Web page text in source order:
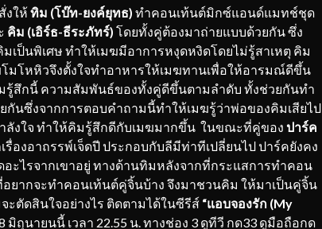
งให้ทิม (โบ๊ท-ยงค์ยุทธ) ทำคอนเท้นต์มิกซ์แอนด์แมทช์ชุด
คิม (เอิร์ธ-ธีระภัทร์) โดยทั้งคู่ต้องมาถ่ายแบบด้วยกัน ซึ่ง
เป็นพิเศษ ทำให้เมฆมีอาการหงุดหงิดโดยไม่รู้สาเหตุ คิม
โมโหหิวจึงตั้งใจทำอาหารให้เมฆทานเพื่อให้อารมณ์ดีขึ้น
รู้สึกนี้ ความสัมพันธ์ของทั้งคู่ดีขึ้นตามลำดับ ทั้งช่วยกันทำ
นซึ่งจากการตอบคำถามนี้ทำให้เมฆรู้ว่าพ่อของคิมเสียไป
ลังใจ ทำให้คิมรู้สึกดีกับเมฆมากขึ้น ในขณะที่คู่ของ ปาร์ค
รื่องอาถรรพ์เจ็ดปี ประกอบกับลีมีท่าทีเปลี่ยนไป ปาร์คยังคง
ะไรจากเขาอยู่ ทางด้านทิมหลังจากที่กระแสการทำคอน
ยากจะทำคอนเท้นต์คู่จิ้นบ้าง จึงมาชวนคิม ให้มาเป็นคู่จิ้น
ะตัดสินใจอย่างไร ติดตามได้ในซีรีส์“แอบจองรัก (My
มิถุนายนนี้ เวลา 22.55 น. ทางช่อง 3 ดูทีวี กด33 ดูมือถือกด